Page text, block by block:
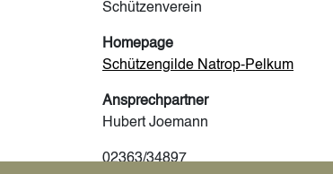
Schützenverein
Homepage
Schützengilde Natrop-Pelkum
Ansprechpartner
Hubert Joemann
02363/34897